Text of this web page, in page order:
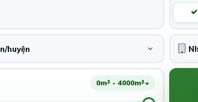
huyện
0m² - 4000m²+